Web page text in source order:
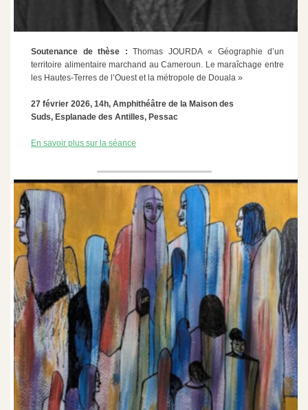
Soutenance de thèse : Thomas JOURDA « Géographie d’un
territoire alimentaire marchand au Cameroun. Le maraîchage entre
les Hautes-Terres de l’Ouest et la métropole de Douala »
27 février 2026, 14h, Amphithéâtre de la Maison des
Suds, Esplanade des Antilles, Pessac
En savoir plus sur la séance